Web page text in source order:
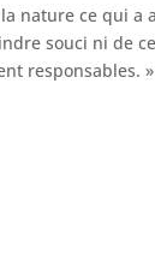
nature ce qui
souci ni de
responsables.